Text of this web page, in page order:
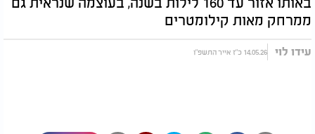
ממרחק מאות קילומטרים
עידו לוי 14.05.26 כ"ז אייר התשפ"ו